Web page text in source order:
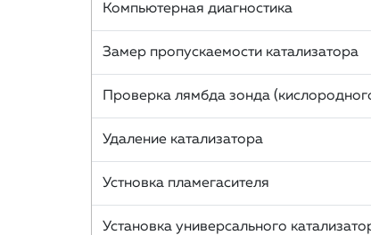
Компьютерная диагностика
Замер пропускаемости катализатора
Проверка лямбда зонда
Удаление катализатора
Устновка пламегасителя
Установка универсального